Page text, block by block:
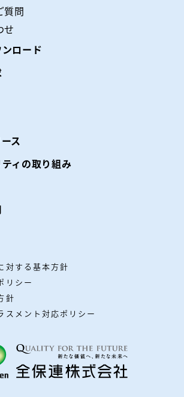
質問
せ
ロード
ス
ィの取り組み
対する基本方針
リシー
針
スメント対応ポリシー